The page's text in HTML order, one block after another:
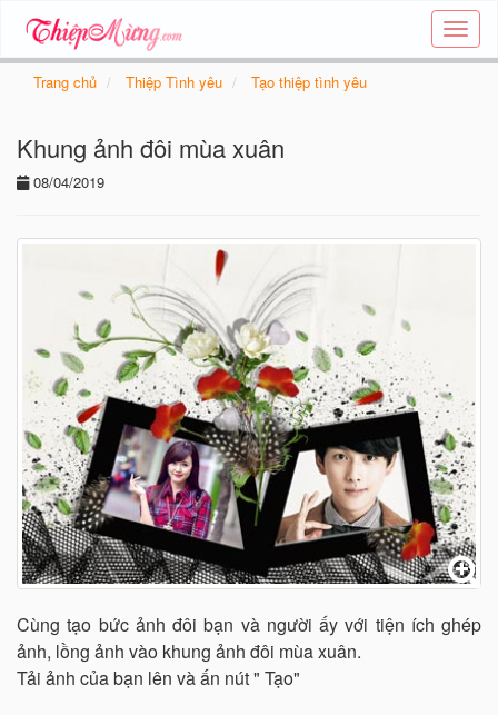
Tạo
thiệp
Trang chủ Thiệp Tình yêu Tạo thiệp tình yêu
Khung ảnh đôi mùa xuân
08/04/2019
Cùng tạo bức ảnh đôi bạn và người ấy với tiện ích ghép
ảnh, lồng ảnh vào khung ảnh đôi mùa xuân.
Tải ảnh của bạn lên và ấn nút " Tạo"